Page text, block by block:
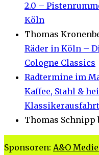
2.0 –
Köln
Thomas
Räder in Köln –
Cologne Classics
Radtermine im
Kaffee, Stahl &
Thomas Schnipp
Sponsoren: A&O